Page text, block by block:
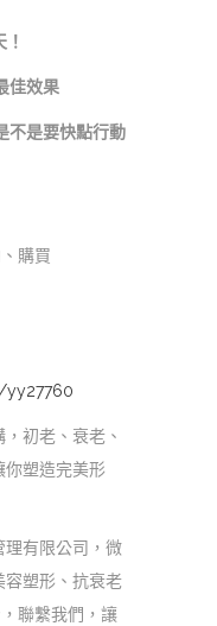
佳效果
不是要快點行動
購買
初老、衰老、
你塑造完美形
理有限公司，微
容塑形、抗衰老
聯繫我們，讓